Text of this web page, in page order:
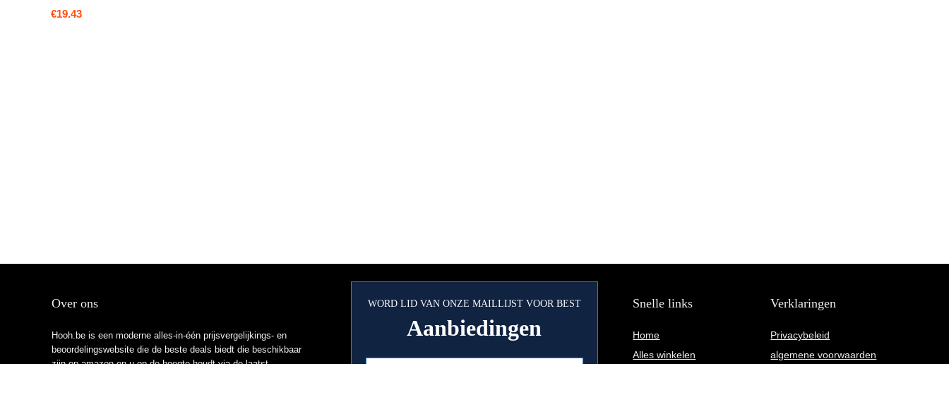
€19.43
Over ons
Hooh.be is een moderne alles-in-één prijsvergelijkings- en
beoordelingswebsite die de beste deals biedt die beschikbaar
zijn op amazon en u op de hoogte houdt via de laatst
WORD LID VAN ONZE MAILLIJST VOOR BEST
Aanbiedingen
Snelle links
Home
Alles winkelen
Verklaringen
Privacybeleid
algemene voorwaarden